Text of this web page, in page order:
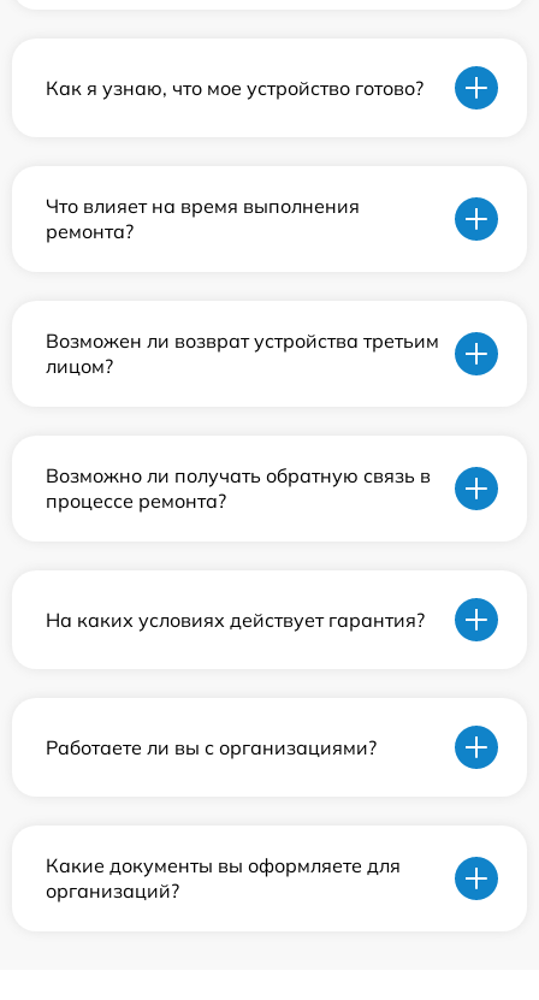
Как я узнаю, что мое устройство готово?
Что влияет на время выполнения
ремонта?
Возможен ли возврат устройства третьим
лицом?
Возможно ли получать обратную связь в
процессе ремонта?
На каких условиях действует гарантия?
Работаете ли вы с организациями?
Какие документы вы оформляете для
организаций?